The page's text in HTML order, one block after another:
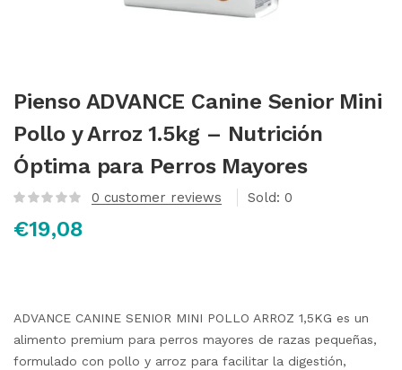
Pienso ADVANCE Canine Senior Mini
Pollo y Arroz 1.5kg – Nutrición
Óptima para Perros Mayores
0 customer reviews Sold: 0
€19,08
ADVANCE CANINE SENIOR MINI POLLO ARROZ 1,5KG es un
alimento premium para perros mayores de razas pequeñas,
formulado con pollo y arroz para facilitar la digestión,